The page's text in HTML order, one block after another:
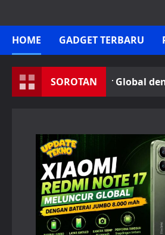
HOME GADGET TERBARU
SOROTAN
Global dengan Baterai